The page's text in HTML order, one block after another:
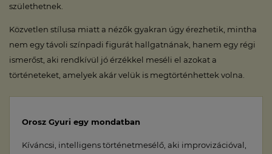
születhetnek.
Közvetlen stílusa miatt a nézők gyakran úgy érezhetik, mintha
nem egy távoli színpadi figurát hallgatnának, hanem egy régi
ismerőst, aki rendkívül jó érzékkel meséli el azokat a
történeteket, amelyek akár velük is megtörténhettek volna.
Orosz Gyuri egy mondatban
Kíváncsi, intelligens történetmesélő, aki improvizációval,